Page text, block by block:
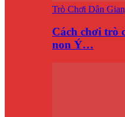
Trò Chơi Dân Gian
Cách chơi trò
non Ý…